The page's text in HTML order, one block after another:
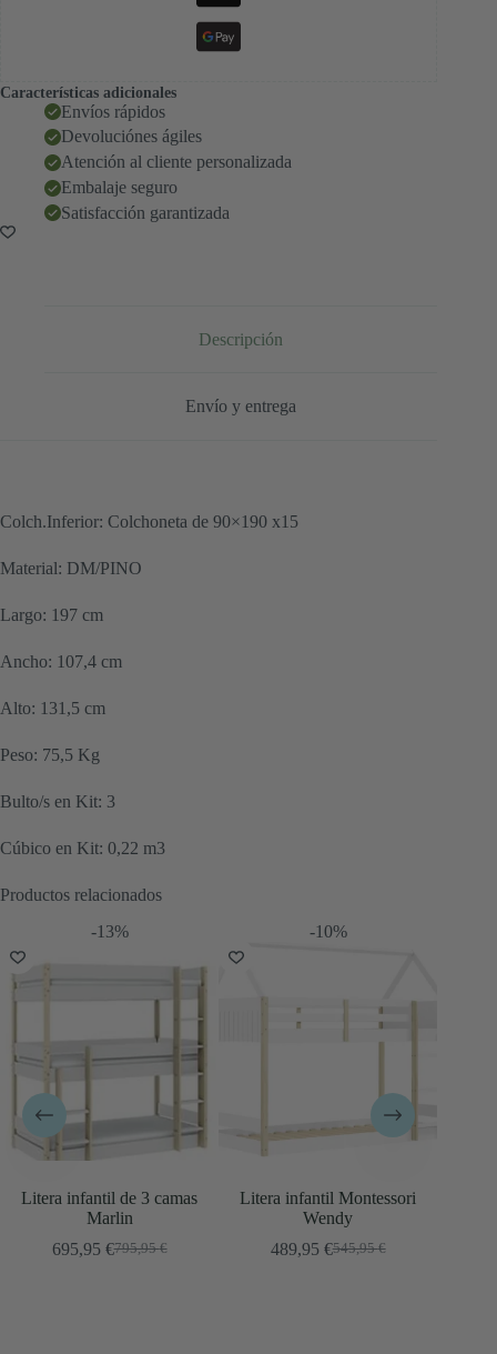
Características adicionales
Envíos rápidos
Devoluciónes ágiles
Atención al cliente personalizada
Embalaje seguro
Satisfacción garantizada
Descripción
Envío y entrega
Colch.Inferior: Colchoneta de 90×190 x15
Material: DM/PINO
Largo: 197 cm
Ancho: 107,4 cm
Alto: 131,5 cm
Peso: 75,5 Kg
Bulto/s en Kit: 3
Cúbico en Kit: 0,22 m3
Productos relacionados
-13%
Litera infantil de 3 camas
Marlin
795,95€
El
695,95 €El
-10%
Litera infantil Montessori
Wendy
545,95€
El
489,95 €El